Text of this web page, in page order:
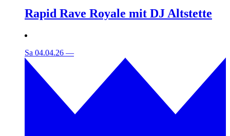
Rapid Rave Royale mit DJ Altstette
Sa 04.04.26 —